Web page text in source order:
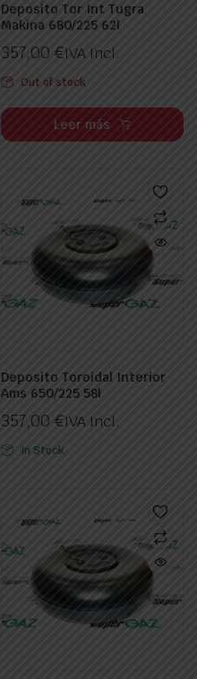
Deposito Tor Int Tugra
Makina 680/225 62l
357,00 €IVA Incl.
Out of stock
Leer más
Deposito Toroidal Interior
Ams 650/225 58l
357,00 €IVA Incl.
In Stock